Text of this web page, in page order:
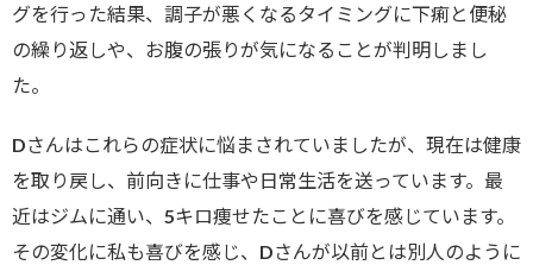
グを行った結果、調子が悪くなるタイミングに下痢と便秘
の繰り返しや、お腹の張りが気になることが判明しまし
た。
Dさんはこれらの症状に悩まされていましたが、現在は健康
を取り戻し、前向きに仕事や日常生活を送っています。最
近はジムに通い、5キロ痩せたことに喜びを感じています。
その変化に私も喜びを感じ、Dさんが以前とは別人のように